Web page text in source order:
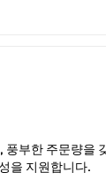
풍부한 주문량을
을 지원합니다.